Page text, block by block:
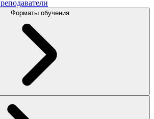
Форматы обучения